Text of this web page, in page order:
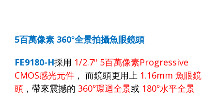
5百萬像素 360°全景拍攝魚眼鏡頭
FE9180-H採用 1/2.7" 5百萬像素Progressive
CMOS感光元件 ， 而鏡頭更用上 1.16mm 魚眼鏡
頭 ，帶來震撼的 360°環迴全景或 180°水平全景